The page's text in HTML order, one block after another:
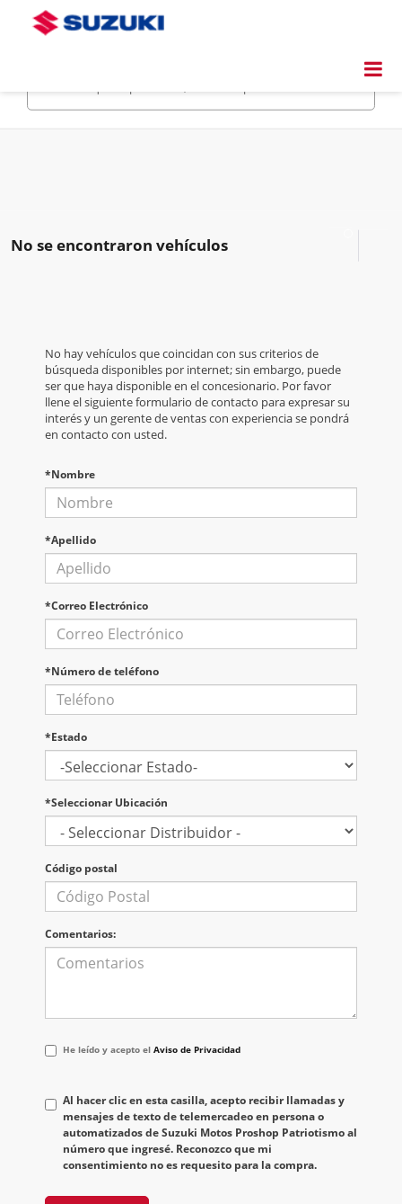
No se encontraron vehículos
No hay vehículos que coincidan con sus criterios de
búsqueda disponibles por internet; sin embargo, puede
ser que haya disponible en el concesionario. Por favor
llene el siguiente formulario de contacto para expresar su
interés y un gerente de ventas con experiencia se pondrá
en contacto con usted.
*Nombre
*Apellido
*Correo Electrónico
*Número de teléfono
*Estado
*Seleccionar Ubicación
Código postal
Comentarios:
He
acepto
href='/privacy.aspx'
target='_blank'>Aviso
He leído y acepto el Aviso de Privacidad
Al hacer clic en esta casilla, acepto recibir llamadas y
mensajes de texto de telemercadeo en persona o
automatizados de Suzuki Motos Proshop Patriotismo al
número que ingresé. Reconozco que mi
consentimiento no es requesito para la compra.